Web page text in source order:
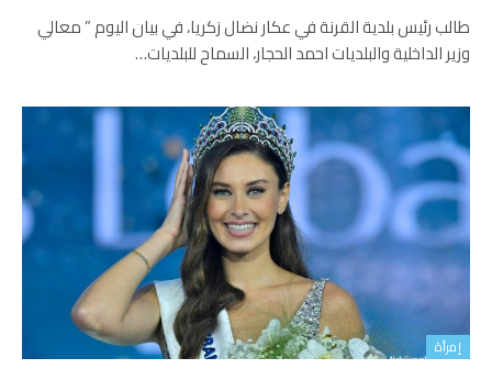
طالب رئيس بلدية القرنة في عكار نضال زكريا، في بيان اليوم ” معالي
وزير الداخلية والبلديات احمد الحجار، السماح للبلديات…
إمرأة